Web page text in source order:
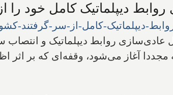
روابط دیپلماتیک کامل خود
عادی‌سازی روابط دیپلماتیک و انتصاب
آغاز می‌شود، وقفه‌ای که بر اثر